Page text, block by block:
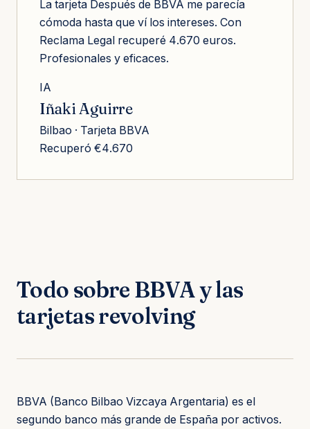
La tarjeta Después de BBVA me parecía
cómoda hasta que ví los intereses. Con
Reclama Legal recuperé 4.670 euros.
Profesionales y eficaces.
IA
Iñaki Aguirre
Bilbao · Tarjeta BBVA
Recuperó €4.670
Todo sobre BBVA y las
tarjetas revolving
BBVA (Banco Bilbao Vizcaya Argentaria) es el
segundo banco más grande de España por activos.